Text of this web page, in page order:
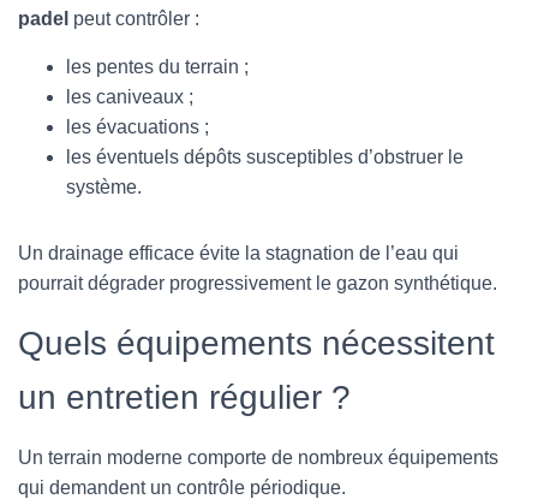
padel peut contrôler :
les pentes du terrain ;
les caniveaux ;
les évacuations ;
les éventuels dépôts susceptibles d’obstruer le
système.
Un drainage efficace évite la stagnation de l’eau qui
pourrait dégrader progressivement le gazon synthétique.
Quels équipements nécessitent
un entretien régulier ?
Un terrain moderne comporte de nombreux équipements
qui demandent un contrôle périodique.